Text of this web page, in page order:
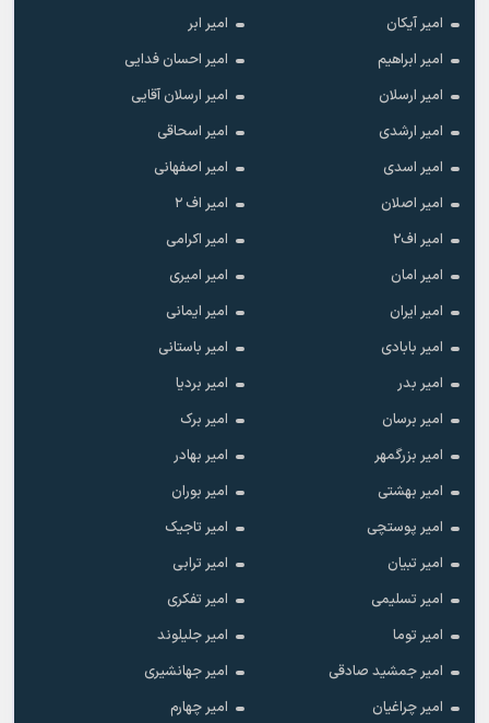
امیر آیکان
امیر ابر
امیر ابراهیم
امیر احسان فدایی
امیر ارسلان
امیر ارسلان آقایی
امیر ارشدی
امیر اسحاقی
امیر اسدی
امیر اصفهانی
امیر اصلان
امیر اف ۲
امیر اف۲
امیر اکرامی
امیر امان
امیر امیری
امیر ایران
امیر ایمانی
امیر بابادی
امیر باستانی
امیر بدر
امیر بردیا
امیر برسان
امیر برک
امیر بزرگمهر
امیر بهادر
امیر بهشتی
امیر بوران
امیر پوستچی
امیر تاجیک
امیر تبیان
امیر ترابی
امیر تسلیمی
امیر تفکری
امیر توما
امیر جلیلوند
امیر جمشید صادقی
امیر جهانشیری
امیر چراغیان
امیر چهارم